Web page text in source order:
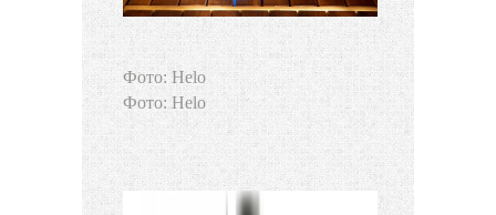
Фото: Helo
Фото: Helo